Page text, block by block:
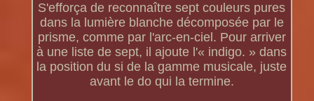
S'efforça de reconnaître sept couleurs pures
dans la lumière blanche décomposée par le
prisme, comme par l'arc-en-ciel. Pour arriver
à une liste de sept, il ajoute l'« indigo. » dans
la position du si de la gamme musicale, juste
avant le do qui la termine.